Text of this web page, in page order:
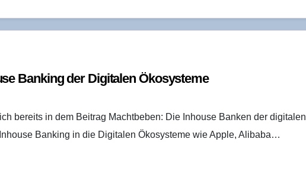
Ban­king der Digi­ta­len Ökosysteme
bereits in dem Beitrag Machtbeben: Die Inhouse Banken der digitalen
Banking in die Digitalen Ökosysteme wie Apple, Alibaba…